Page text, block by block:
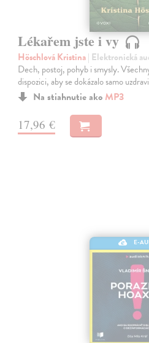
Lékařem jste i vy
Höschlová Kristina| Elektronická
Dech, postoj, pohyb i smysly.
dispozici, aby se dokázalo samo
Na stiahnutie ako MP3
17,96 €
E-